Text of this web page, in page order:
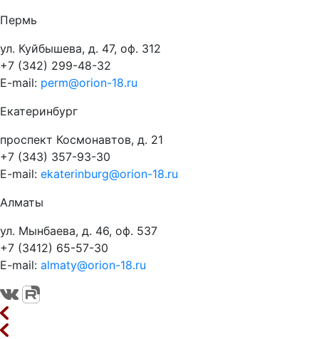
Пермь
ул. Куйбышева, д. 47, оф. 312
+7 (342) 299-48-32
E-mail: perm@orion-18.ru
Екатеринбург
проспект Космонавтов, д. 21
+7 (343) 357-93-30
E-mail: ekaterinburg@orion-18.ru
Алматы
ул. Мынбаева, д. 46, оф. 537
+7 (3412) 65-57-30
E-mail: almaty@orion-18.ru